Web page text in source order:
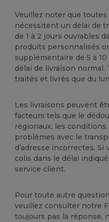
Veuillez noter que toutes
nécessitent un délai de
de 1 à 2 jours ouvrables
produits personnalisés
supplémentaire de 5 à
délai de livraison
traités et livrés que du
Les livraisons peuvent
facteurs tels que le
régionaux, les
problèmes avec le
d’adresse incorrectes.
colis dans le délai
service client.
Pour toute autre
veuillez consulter notre
toujours pas la réponse,